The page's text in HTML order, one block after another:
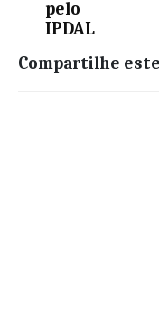
pelo
IPDAL
Compartilhe